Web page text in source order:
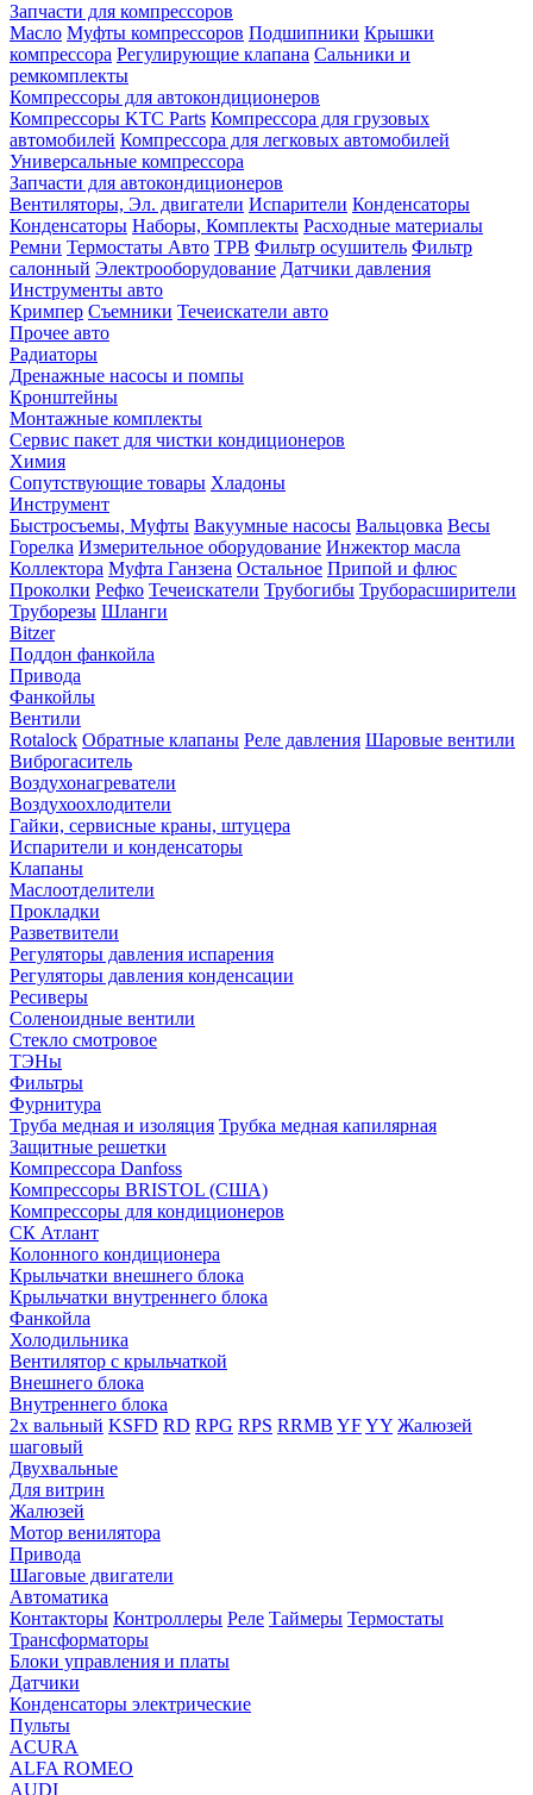
Запчасти для компрессоров
Масло Муфты компрессоров Подшипники Крышки
компрессора Регулирующие клапана Сальники и
ремкомплекты
Компрессоры для автокондиционеров
Компрессоры KTC Parts Компрессора для грузовых
автомобилей Компрессора для легковых автомобилей
Универсальные компрессора
Запчасти для автокондиционеров
Вентиляторы, Эл. двигатели Испарители Конденсаторы
Конденсаторы Наборы, Комплекты Расходные материалы
Ремни Термостаты Авто ТРВ Фильтр осушитель Фильтр
салонный Электрооборудование Датчики давления
Инструменты авто
Кримпер Съемники Течеискатели авто
Прочее авто
Радиаторы
Дренажные насосы и помпы
Кронштейны
Монтажные комплекты
Сервис пакет для чистки кондиционеров
Химия
Сопутствующие товары Хладоны
Инструмент
Быстросъемы, Муфты Вакуумные насосы Вальцовка Весы
Горелка Измерительное оборудование Инжектор масла
Коллектора Муфта Ганзена Остальное Припой и флюс
Проколки Рефко Течеискатели Трубогибы Труборасширители
Труборезы Шланги
Bitzer
Поддон фанкойла
Привода
Фанкойлы
Вентили
Rotalock Обратные клапаны Реле давления Шаровые вентили
Виброгаситель
Воздухонагреватели
Воздухоохлодители
Гайки, сервисные краны, штуцера
Испарители и конденсаторы
Клапаны
Маслоотделители
Прокладки
Разветвители
Регуляторы давления испарения
Регуляторы давления конденсации
Ресиверы
Соленоидные вентили
Стекло смотровое
ТЭНы
Фильтры
Фурнитура
Труба медная и изоляция Трубка медная капилярная
Защитные решетки
Компрессора Danfoss
Компрессоры BRISTOL (США)
Компрессоры для кондиционеров
СК Атлант
Колонного кондиционера
Крыльчатки внешнего блока
Крыльчатки внутреннего блока
Фанкойла
Холодильника
Вентилятор с крыльчаткой
Внешнего блока
Внутреннего блока
2х вальный KSFD RD RPG RPS RRMB YFYY Жалюзей
шаговый
Двухвальные
Для витрин
Жалюзей
Мотор венилятора
Привода
Шаговые двигатели
Автоматика
Контакторы Контроллеры Реле Таймеры Термостаты
Трансформаторы
Блоки управления и платы
Датчики
Конденсаторы электрические
Пульты
ACURA
ALFA ROMEO
AUDI